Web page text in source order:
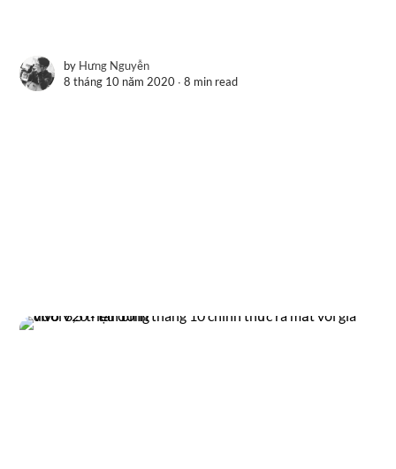
by Hưng Nguyễn
8 tháng 10 năm 2020 ∙8 min read